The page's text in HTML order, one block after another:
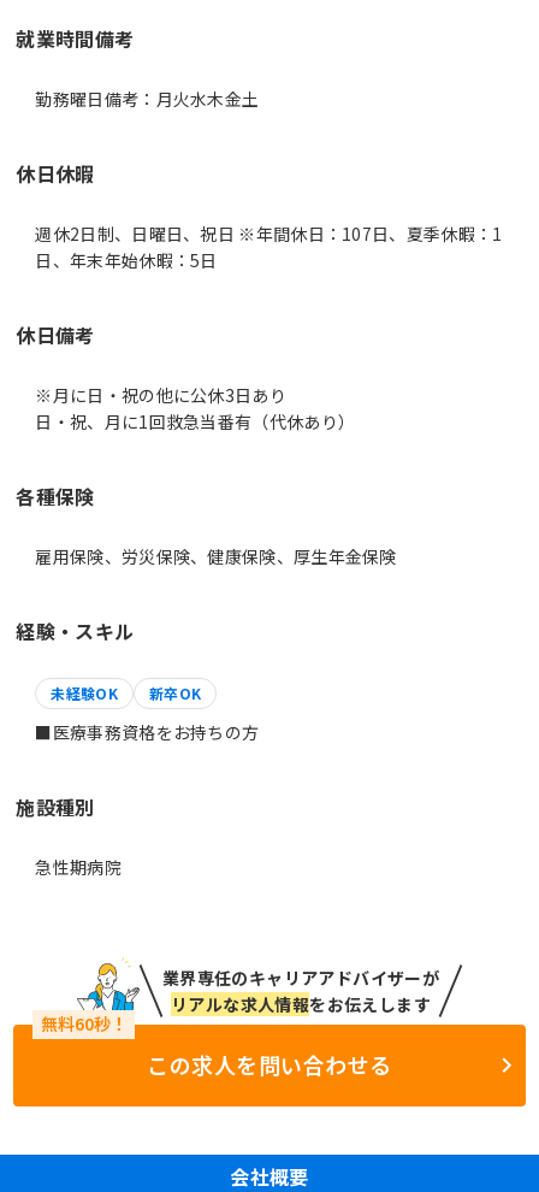
就業時間備考
休日休暇
週休2日制、日曜日、祝日 ※年間休日：107日、夏季休暇：1
日、年末年始休暇：5日
休日備考
※月に日・祝の他に公休3日あり
日・祝、月に1回救急当番有（代休あり）
各種保険
雇用保険、労災保険、健康保険、厚生年金保険
経験・スキル
未経験OK 新卒OK
■医療事務資格をお持ちの方
施設種別
急性期病院
業界専任のキャリアアドバイザーが
リアルな求人情報をお伝えします
この求人を問い合わせる
会社概要